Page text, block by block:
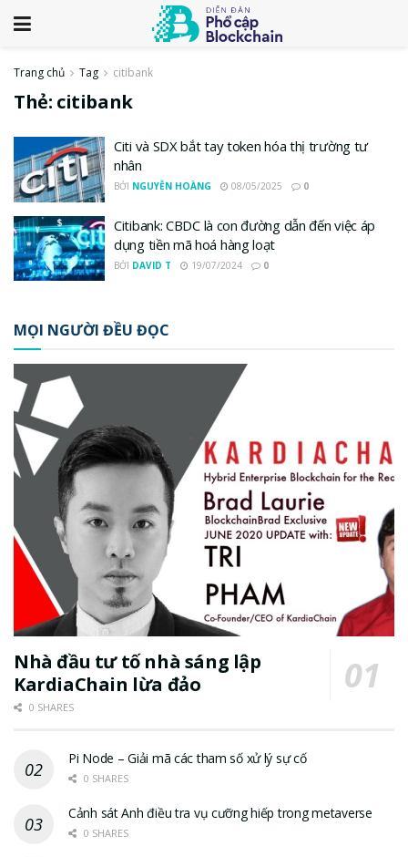
Trang chủ Tag citibank
Thẻ: citibank
Citi và SDX bắt tay token hóa thị trường tư
nhân
BỞI NGUYỄN HOÀNG 08/05/2025 0
Citibank: CBDC là con đường dẫn đến việc áp
dụng tiền mã hoá hàng loạt
BỞI DAVID T 19/07/2024 0
MỌI NGƯỜI ĐỀU ĐỌC
Nhà đầu tư tố nhà sáng lập
KardiaChain lừa đảo
0 SHARES
Pi Node – Giải mã các tham số xử lý sự cố
0 SHARES
Cảnh sát Anh điều tra vụ cưỡng hiếp trong metaverse
0 SHARES